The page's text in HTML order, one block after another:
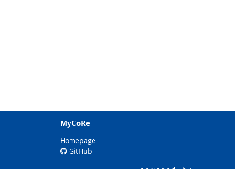
MyCoRe
Homepage
GitHub